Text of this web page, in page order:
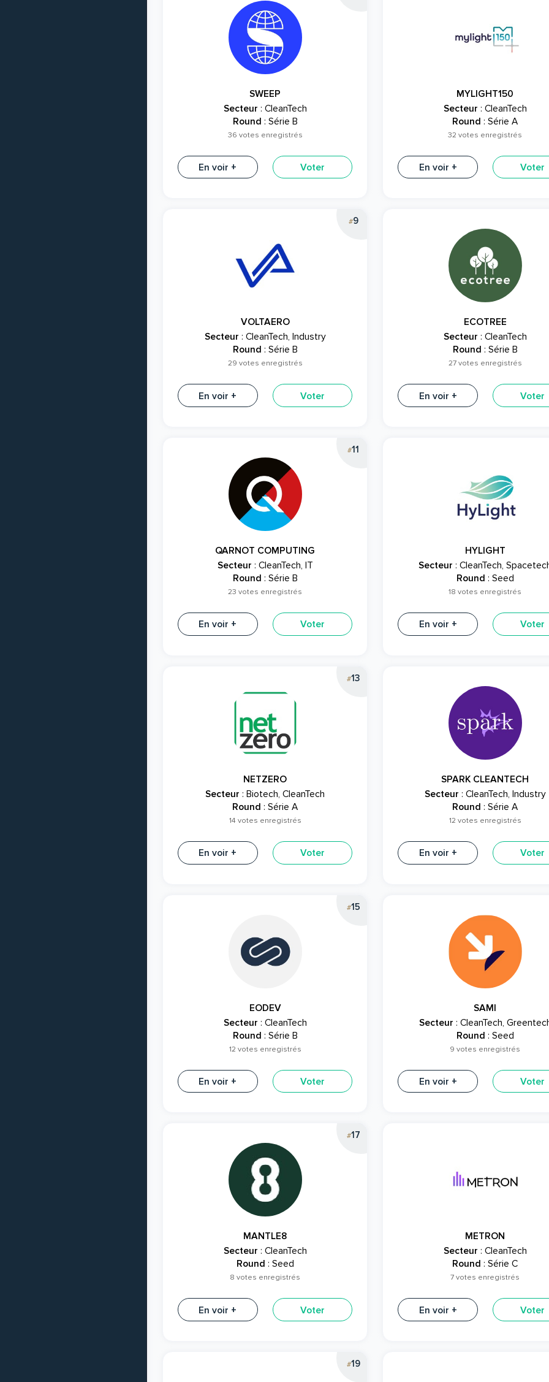
SWEEP
Secteur : CleanTech
Round : Série B
36 votes enregistrés
En voir + Voter
MYLIGHT150
Secteur : CleanTech
Round : Série A
32 votes enregistrés
En voir + Voter
#9
VOLTAERO
Secteur : CleanTech, Industry
Round : Série B
29 votes enregistrés
En voir + Voter
ECOTREE
Secteur : CleanTech
Round : Série B
27 votes enregistrés
En voir + Voter
#11
QARNOT COMPUTING
Secteur : CleanTech, IT
Round : Série B
23 votes enregistrés
En voir + Voter
HYLIGHT
Secteur : CleanTech,
Round : Seed
18 votes enregistrés
En voir + Voter
#13
NETZERO
Secteur : Biotech, CleanTech
Round : Série A
14 votes enregistrés
En voir + Voter
SPARK CLEANTECH
Secteur : CleanTech, Industry
Round : Série A
12 votes enregistrés
En voir + Voter
#15
EODEV
Secteur : CleanTech
Round : Série B
12 votes enregistrés
En voir + Voter
SAMI
Secteur : CleanTech,
Round : Seed
9 votes enregistrés
En voir + Voter
#17
MANTLE8
Secteur : CleanTech
Round : Seed
8 votes enregistrés
En voir + Voter
METRON
Secteur : CleanTech
Round : Série C
7 votes enregistrés
En voir + Voter
#19